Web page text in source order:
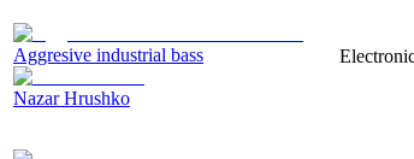
Aggresive industrial bass
Nazar Hrushko